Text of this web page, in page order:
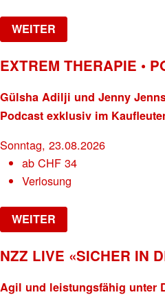
WEITER
EXTREM THERAPIE •
Gülsha Adilji und Jenny
Podcast exklusiv im
Sonntag, 23.08.2026
abCHF 34
Verlosung
WEITER
NZZ LIVE «SICHER IN
Agil und leistungsfähig unter